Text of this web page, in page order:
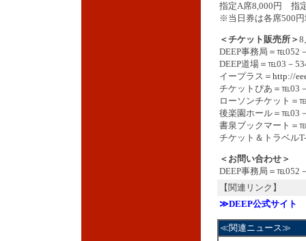
指定A席8,000円 指
※当日券は各席500
＜チケット販売所＞ 8
DEEP事務局＝
DEEP道場＝℡03－
イープラス＝ http://
チケットぴあ＝℡03
ローソンチケット＝
後楽園ホール＝℡03
書泉ブックマート＝
チケット＆トラベル
＜お問い合わせ＞
DEEP事務局＝℡052
【関連リンク】
≫DEEP公式サイト
≪関連ニュース≫